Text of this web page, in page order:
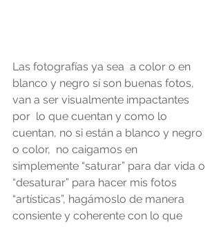
Las fotografías ya sea  a color o en
blanco y negro sí son buenas fotos,
van a ser visualmente impactantes
por  lo que cuentan y como lo
cuentan, no si están a blanco y negro
o color,  no caigamos en
simplemente “saturar” para dar vida o
“desaturar” para hacer mis fotos
“artísticas”, hagámoslo de manera
consiente y coherente con lo que